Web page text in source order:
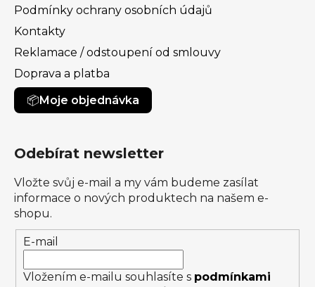
Podmínky ochrany osobních údajů
Kontakty
Reklamace / odstoupení od smlouvy
Doprava a platba
Moje objednávka
Odebírat newsletter
Vložte svůj e-mail a my vám budeme zasílat
informace o nových produktech na našem e-
shopu.
E-mail
Vložením e-mailu souhlasíte s podmínkami